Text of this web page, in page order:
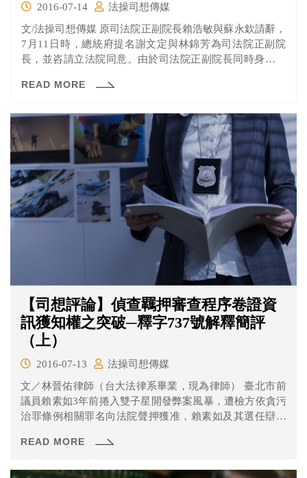
2016-07-14
法操司想傳媒
文/法操司想傳媒 原司法院正副院長賴浩敏與蘇永欽請辭，
7月11日時，總統府提名謝文定與林錦芳為司法院正副院
長，並咨請立法院同意。由於司法院正副院長同時身兼大
READ MORE
【司想評論】偵查羈押審查程序卷證資
訊獲知權之突破─釋字737號解釋簡評
（上）
2016-07-13
法操司想傳媒
文／林晉佑律師（台大法律系畢業，現為律師） 臺北市前
議員賴素如3年前捲入雙子星開發弊案風暴，遭檢方依貪污
治罪條例相關罪名向法院聲押獲准，賴素如及其選任辯護
READ MORE